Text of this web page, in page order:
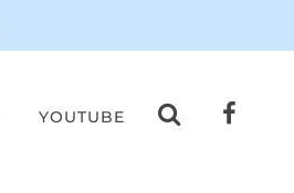
YOUTUBE